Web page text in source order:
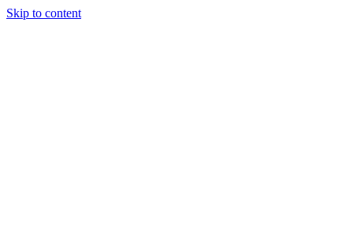
Skip to content